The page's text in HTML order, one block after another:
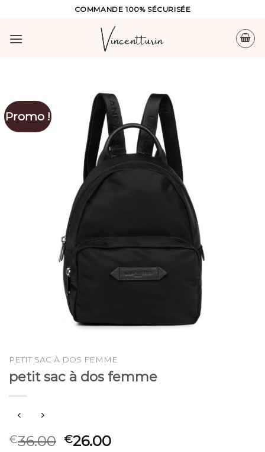
content
COMMANDE 100% SÉCURISÉE
Promo !
PETIT SAC À DOS FEMME
petit sac à dos femme
€36.00 €26.00